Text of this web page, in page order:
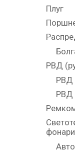
Плуг
РВД
РВД
РВД